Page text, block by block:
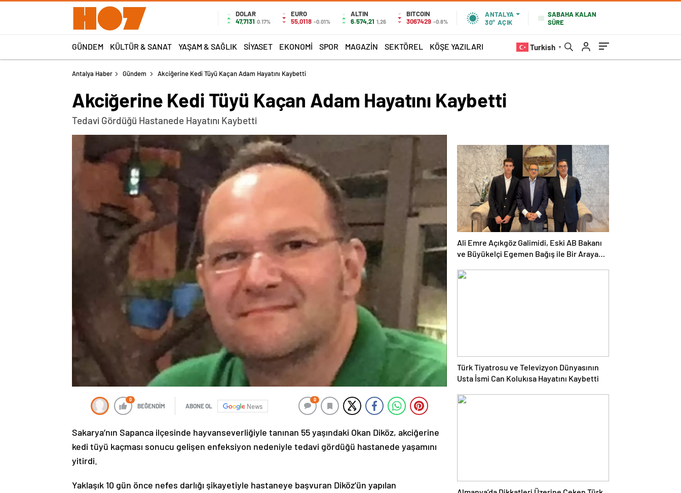
DOLAR
47,7131 0.17%
EURO
55,0118 -0.01%
ALTIN
6.574,21 1,26
BITCOIN
3067429 -0.8%
ANTALYA
30° AÇIK
SABAHA KALAN
SÜRE
GÜNDEM KÜLTÜR & SANAT YAŞAM & SAĞLIK SIYASET EKONOMI SPOR MAGAZIN SEKTÖREL KÖŞE YAZILARI Turkish ▼
Antalya Haber Gündem Akciğerine Kedi Tüyü Kaçan Adam Hayatını Kaybetti
Akciğerine Kedi Tüyü Kaçan Adam Hayatını Kaybetti
Tedavi Gördüğü Hastanede Hayatını Kaybetti
0
BEĞENDİM ABONE OL News
0
Sakarya’nın Sapanca ilçesinde hayvanseverliğiyle tanınan 55 yaşındaki Okan Diköz, akciğerine
kedi tüyü kaçması sonucu gelişen enfeksiyon nedeniyle tedavi gördüğü hastanede yaşamını
yitirdi.
Yaklaşık 10 gün önce nefes darlığı şikayetiyle hastaneye başvuran Diköz’ün yapılan
Ali Emre Açıkgöz Galimidi, Eski AB Bakanı
ve Büyükelçi Egemen Bağış ile Bir Araya
Türk Tiyatrosu ve Televizyon Dünyasının
Usta İsmi Can Kolukısa Hayatını Kaybetti